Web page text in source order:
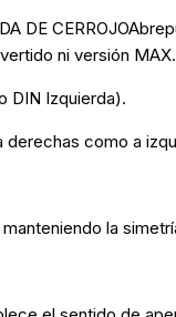
DE
ni versión MAX.
DIN Izquierda).
derechas como a
la